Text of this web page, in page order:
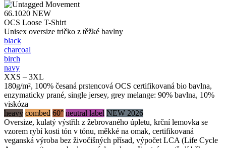
66.1020 NEW
OCS Loose T-Shirt
Unisex oversize tričko z těžké bavlny
black
charcoal
birch
navy
XXS – 3XL
180g/m², 100% česaná prstencová OCS certifikovaná bio bavlna,
enzymaticky prané, single jersey, grey melange: 90% bavlna, 10%
viskóza
heavy combed 60° neutral label NEW 2026
Oversize, kulatý výstřih z žebrovaného úpletu, krční lemovka se
vzorem rybí kosti tón v tónu, měkké na omak, certifikovaná
veganská výroba bez živočišných přísad, výpočet LCA (Life Cycle